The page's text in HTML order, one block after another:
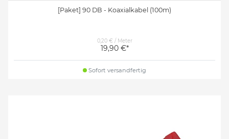
[Paket] 90 DB - Koaxialkabel (100m)
0,20 € / Meter
19,90 €*
Sofort versandfertig